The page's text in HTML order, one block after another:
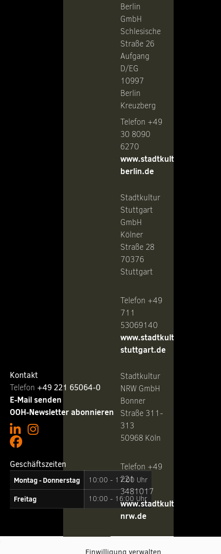
Einwilligung verwalten
Kontakt
Telefon ‭ +49 221 65064-0
E-Mail senden
OOH-Newsletter abonnieren
Geschäftszeiten
Montag - Donnerstag
10:00 - 17:00 Uhr
Freitag 10:00 - 16:00 Uhr
Berlin
GmbH
Schlesische
Straße 26
Aufgang
D/EG
10997
Berlin
Kreuzberg
Telefon +49
30 8090
6270
www.stadtkultur-
berlin.de
Stadtkultur
Stuttgart
GmbH
Kölner
Straße 28
70376
Stuttgart
Telefon +49
711
53069140
www.stadtkultur-
stuttgart.de
Stadtkultur
NRW GmbH
Bonner
Straße 311-
313
50968 Köln
Telefon +49
221
3481017
www.stadtkultur-
nrw.de